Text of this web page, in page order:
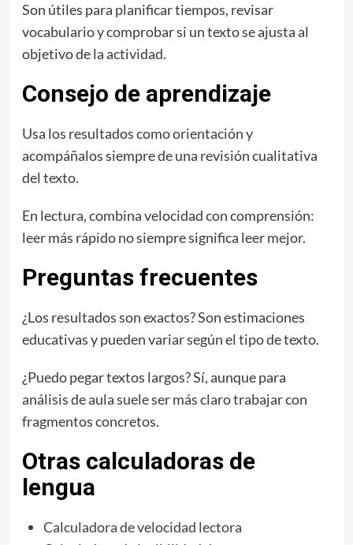
Son útiles para planificar tiempos, revisar
vocabulario y comprobar si un texto se ajusta al
objetivo de la actividad.
Consejo de aprendizaje
Usa los resultados como orientación y
acompáñalos siempre de una revisión cualitativa
del texto.
En lectura, combina velocidad con comprensión:
leer más rápido no siempre significa leer mejor.
Preguntas frecuentes
¿Los resultados son exactos? Son estimaciones
educativas y pueden variar según el tipo de texto.
¿Puedo pegar textos largos? Sí, aunque para
análisis de aula suele ser más claro trabajar con
fragmentos concretos.
Otras calculadoras de
lengua
Calculadora de velocidad lectora